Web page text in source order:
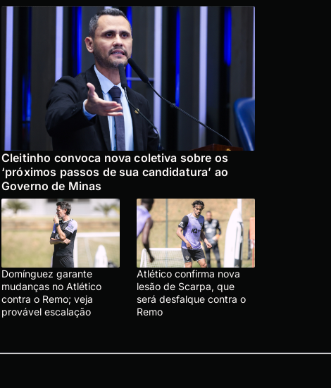
Cleitinho convoca nova coletiva sobre os
‘próximos passos de sua candidatura’ ao
Governo de Minas
Domínguez garante
mudanças no Atlético
contra o Remo; veja
provável escalação
Atlético confirma nova
lesão de Scarpa, que
será desfalque contra o
Remo